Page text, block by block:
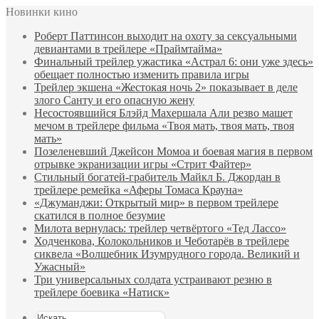
Новинки кино
Роберт Паттинсон выходит на охоту за сексуальными
девиантами в трейлере «Праймтайма»
Финальный трейлер ужастика «Астрал 6: они уже здесь»
обещает полностью изменить правила игры
Трейлер экшена «Жестокая ночь 2» показывает в деле
злого Санту и его опасную жену
Несостоявшийся Блэйд Махершала Али резво машет
мечом в трейлере фильма «Твоя мать, твоя мать, твоя
мать»
Позеленевший Джейсон Момоа и боевая магия в первом
отрывке экранизации игры «Стрит Файтер»
Стильный богатей-грабитель Майкл Б. Джордан в
трейлере ремейка «Аферы Томаса Крауна»
«Джуманджи: Открытый мир» в первом трейлере
скатился в полное безумие
Милота вернулась: трейлер четвёртого «Тед Лассо»
Ходченкова, Колокольников и Чеботарёв в трейлере
сиквела «Волшебник Изумрудного города. Великий и
Ужасный»
Три универсальных солдата устраивают резню в
трейлере боевика «Натиск»